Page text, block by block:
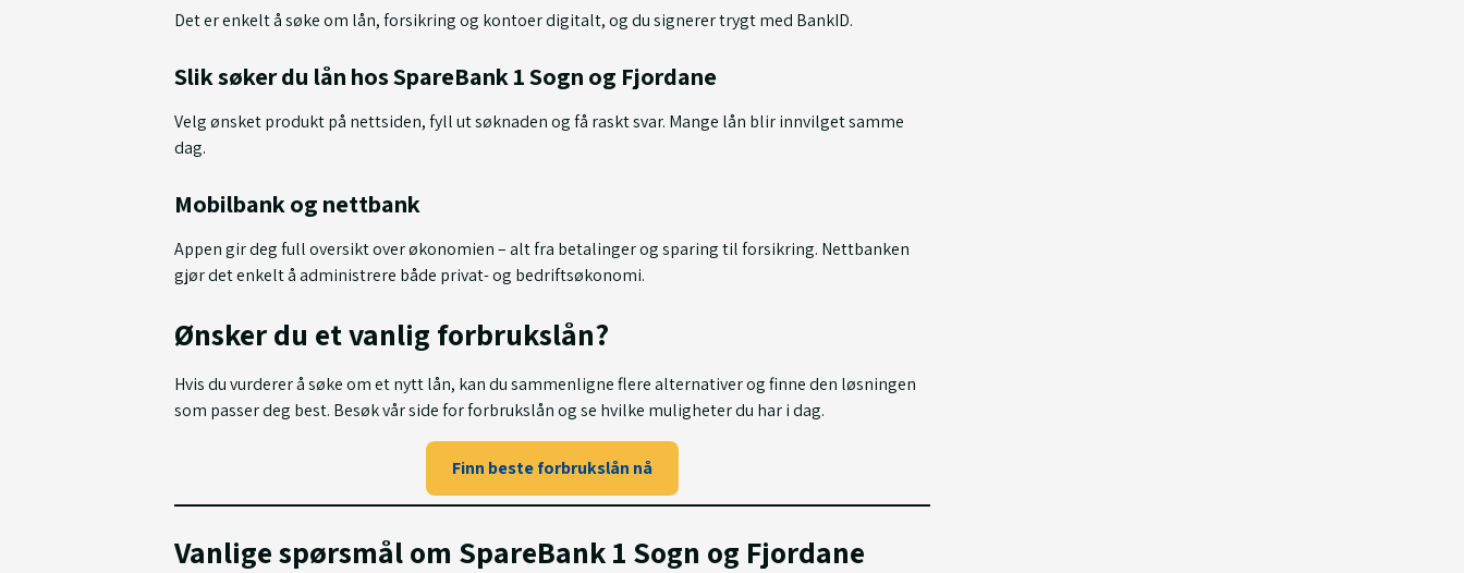
Det er enkelt å søke om lån, forsikring og kontoer digitalt, og du signerer trygt med BankID.
Slik søker du lån hos SpareBank 1 Sogn og Fjordane
Velg ønsket produkt på nettsiden, fyll ut søknaden og få raskt svar. Mange lån blir innvilget samme
dag.
Mobilbank og nettbank
Appen gir deg full oversikt over økonomien – alt fra betalinger og sparing til forsikring. Nettbanken
gjør det enkelt å administrere både privat- og bedriftsøkonomi.
Ønsker du et vanlig forbrukslån?
Hvis du vurderer å søke om et nytt lån, kan du sammenligne flere alternativer og finne den løsningen
som passer deg best. Besøk vår side for forbrukslån og se hvilke muligheter du har i dag.
Finn beste forbrukslån nå
Vanlige spørsmål om SpareBank 1 Sogn og Fjordane